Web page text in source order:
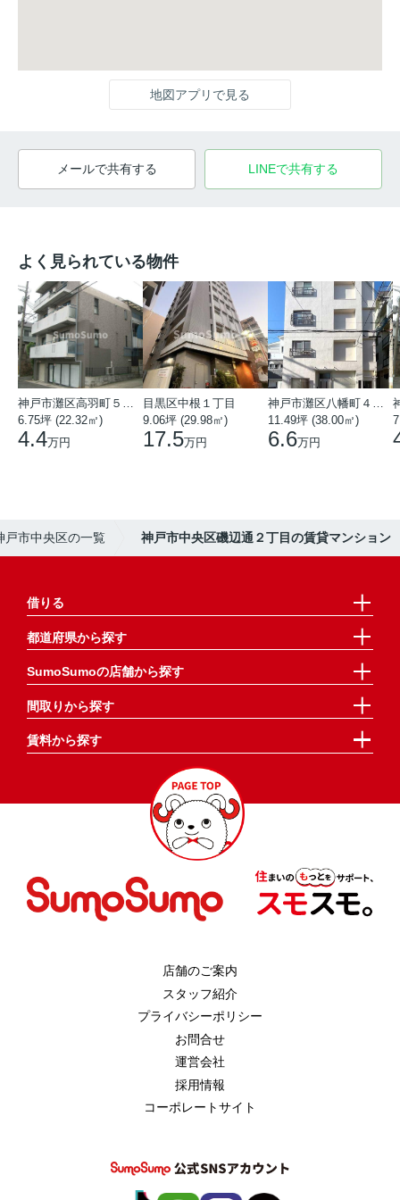
地図アプリで見る
メールで共有する LINEで共有する
よく見られている物件
6.75坪 (22.32㎡)
4.4万円
目黒区中根１丁目
9.06坪 (29.98㎡)
17.5万円
11.49坪 (38.00㎡)
6.6万円
戸市中央区の一覧 神戸市中央区磯辺通２丁目の賃貸マンション
借りる
都道府県から探す
SumoSumoの店舗から探す
間取りから探す
賃料から探す
店舗のご案内
スタッフ紹介
プライバシーポリシー
お問合せ
運営会社
採用情報
コーポレートサイト